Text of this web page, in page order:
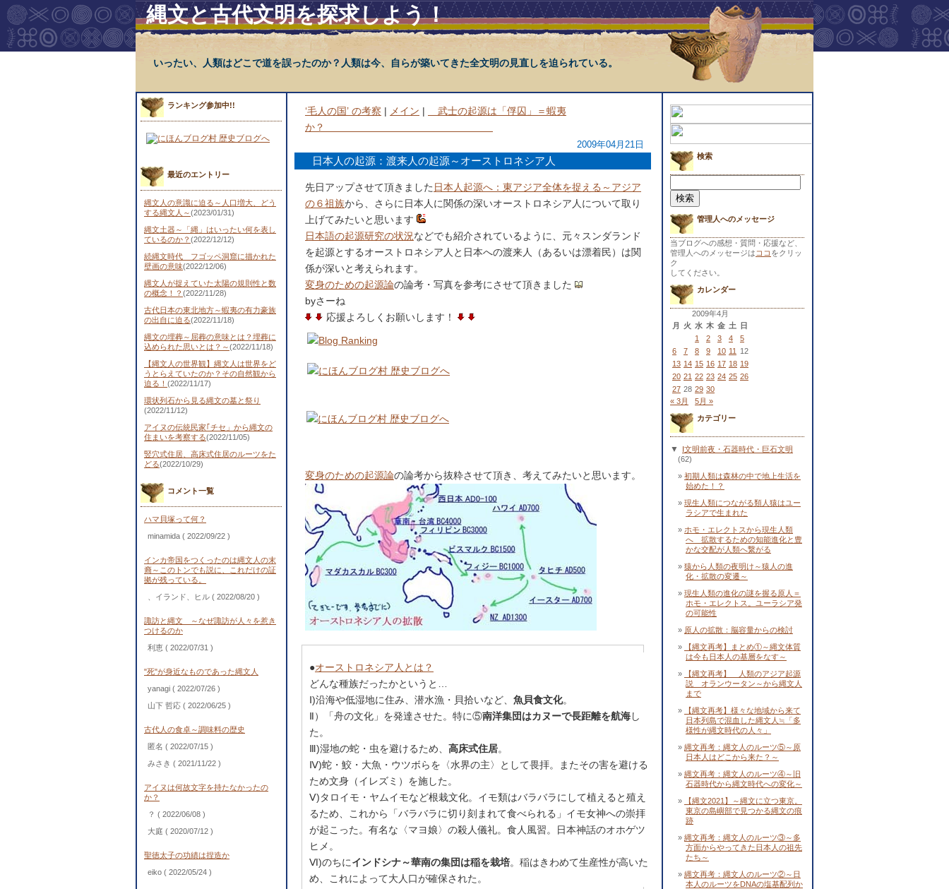
縄文と古代文明を探求しよう！
いったい、人類はどこで道を誤ったのか？人類は今、自らが築いてきた全文明の見直しを迫られている。
ランキング参加中!!
最近のエントリー
縄文人の意識に迫る～人口増大、どう
する縄文人～(2023/01/31)
縄文土器～「縄」はいったい何を表し
ているのか？ (2022/12/12)
続縄文時代 フゴッペ洞窟に描かれた
壁画の意味(2022/12/06)
縄文人が捉えていた太陽の規則性と数
の概念！？ (2022/11/28)
古代日本の東北地方～蝦夷の有力豪族
の出自に迫る(2022/11/18)
縄文の埋葬～屈葬の意味とは？埋葬に
込められた思いとは？～(2022/11/18)
【縄文人の世界観】縄文人は世界をど
うとらえていたのか？その自然観から
迫る！ (2022/11/17)
環状列石から見る縄文の墓と祭り
(2022/11/12)
アイヌの伝統民家｢チセ」から縄文の
住まいを考察する(2022/11/05)
竪穴式住居、高床式住居のルーツをた
どる(2022/10/29)
コメント一覧
ハマ貝塚って何？
minamida ( 2022/09/22 )
インカ帝国をつくったのは縄文人の末
裔～このトンでも説に、これだけの証
拠が残っている。
、イランド、ヒル ( 2022/08/20 )
諏訪と縄文 ～なぜ諏訪が人々を惹き
つけるのか
利恵 ( 2022/07/31 )
"死"が身近なものであった縄文人
yanagi ( 2022/07/26 )
山下 哲応 ( 2022/06/25 )
古代人の食卓～調味料の歴史
匿名 ( 2022/07/15 )
みさき ( 2021/11/22 )
アイヌは何故文字を持たなかったの
か？
？ ( 2022/06/08 )
大庭 ( 2020/07/12 )
聖徳太子の功績は捏造か
eiko ( 2022/05/24 )
‘毛人の国’ の考察 | メイン |
武士の起源は「俘囚」＝蝦夷
か？
2009年04月21日
日本人の起源：渡来人の起源～オーストロネシア人
先日アップさせて頂きました 日本人起源へ：東アジア全体を捉える～アジア
の６祖族から、さらに日本人に関係の深いオーストロネシア人について取り
上げてみたいと思います
日本語の起源研究の状況などでも紹介されているように、元々スンダランド
を起源とするオーストロネシア人と日本への渡来人（あるいは漂着民）は関
係が深いと考えられます。
変身のための起源論の論考・写真を参考にさせて頂きました
byさーね
応援よろしくお願いします！
変身のための起源論の論考から抜粋させて頂き、考えてみたいと思います。
●オーストロネシア人とは？
どんな種族だったかというと…
Ⅰ)沿海や低湿地に住み、潜水漁・貝拾いなど、 魚貝食文化。
Ⅱ）「舟の文化」を発達させた。特に⑤南洋集団はカヌーで長距離を航海し
た。
Ⅲ)湿地の蛇・虫を避けるため、 高床式住居。
Ⅳ)蛇・鮫・大魚・ウツボらを〈水界の主〉として畏拝。またその害を避ける
ため文身（イレズミ）を施した。
Ⅴ)タロイモ・ヤムイモなど根栽文化。イモ類はバラバラにして植えると殖え
るため、これから「バラバラに切り刻まれて食べられる」イモ女神への崇拝
が起こった。有名な〈マヨ娘〉の殺人儀礼。食人風習。日本神話のオホゲツ
ヒメ。
Ⅵ)のちにインドシナ～華南の集団は稲を栽培。稲はきわめて生産性が高いた
め、これによって大人口が確保された。
検索
索:
管理人へのメッセージ
当ブログへの感想・質問・応援など、
管理人へのメッセージは ココ をクリッ
ク
してください。
カレンダー
2009年4月
月
火 水 木 金 土
日
1
2 3 4
5
6
7 8 9 10 11
12
13 14 15 16 17 18 19
20 21 22 23 24 25 26
27 28 29 30
« 3月
5月 »
カテゴリー
▼
Ⅰ文明前夜・石器時代・巨石文明
(62)
初期人類は森林の中で地上生活を
始めた！？
現生人類につながる類人猿はユー
ラシアで生まれた
ホモ・エレクトスから現生人類
へ 拡散するための知能進化と豊
かな交配が人類へ繋がる
猿から人類の夜明け～猿人の進
化・拡散の変遷～
現生人類の進化の謎を握る原人＝
ホモ・エレクトス。ユーラシア発
の可能性
原人の拡散：脳容量からの検討
【縄文再考】まとめ①～縄文体質
は今も日本人の基層をなす～
【縄文再考】 人類のアジア起源
説 オランウータン～から縄文人
まで
【縄文再考】様々な地域から来て
日本列島で混血した縄文人≒「多
様性が縄文時代の人々」
縄文再考：縄文人のルーツ⑤～原
日本人はどこから来た？～
縄文再考：縄文人のルーツ④～旧
石器時代から縄文時代への変化～
【縄文2021】～縄文に立つ東京。
東京の島嶼部で見つかる縄文の痕
跡
縄文再考：縄文人のルーツ③～多
方面からやってきた日本人の祖先
たち～
縄文再考：縄文人のルーツ②～日
本人のルーツをDNAの塩基配列か